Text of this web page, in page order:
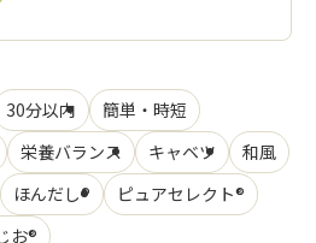
30分以内
簡単・時短
栄養バランス キャベツ
和風
ほんだし®
ピュアセレクト®
お®